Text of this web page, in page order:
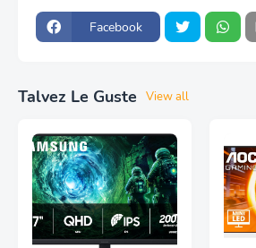
Facebook
Talvez Le Guste View all